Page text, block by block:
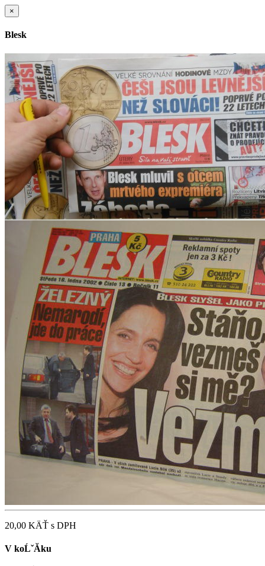
×
Blesk
20,00 KÄŤ s DPH
V koĹˇĂ­ku